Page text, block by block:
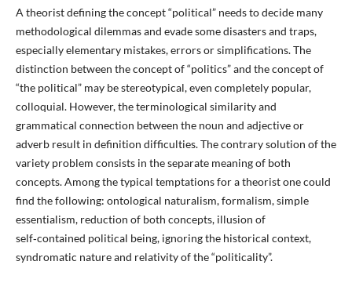
A theorist defining the concept “political” needs to decide many
methodological dilemmas and evade some disasters and traps,
especially elementary mistakes, errors or simplifications. The
distinction between the concept of “politics” and the concept of
“the political” may be stereotypical, even completely popular,
colloquial. However, the terminological similarity and
grammatical connection between the noun and adjective or
adverb result in definition difficulties. The contrary solution of the
variety problem consists in the separate meaning of both
concepts. Among the typical temptations for a theorist one could
find the following: ontological naturalism, formalism, simple
essentialism, reduction of both concepts, illusion of
self‑contained political being, ignoring the historical context,
syndromatic nature and relativity of the “politicality”.